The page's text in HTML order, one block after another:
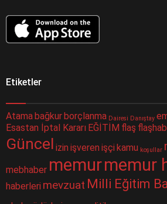
Etiketler
Atamabağkurborçlanma Dairesi Danıştay
Esastan İptal Kararı EĞİTİM flaş
Güncel izin işveren işçikamu koşullar
mebhaber memurmemur
haberleri mevzuat Milli Eğitim